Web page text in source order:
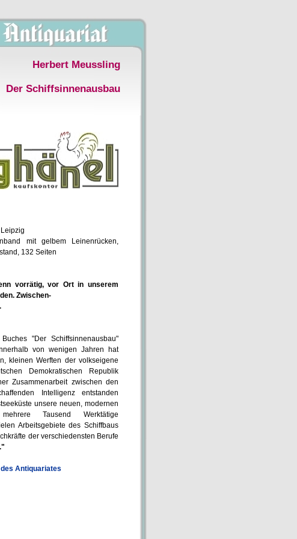
Herbert Meussling
Der Schiffsinnenausbau
mit gelbem Leinenrücken,
132 Seiten
vorrätig, vor Ort in unserem
Zwischen-
"Der Schiffsinnenausbau"
von wenigen Jahren hat
kleinen Werften der volkseigene
Demokratischen Republik
Zusammenarbeit zwischen den
Intelligenz entstanden
unsere neuen, modernen
Tausend Werktätige
Arbeitsgebiete des Schiffbaus
der verschiedensten Berufe
Antiquariates